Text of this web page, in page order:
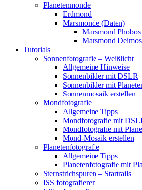
Planetenmonde
Erdmond
Marsmonde (Daten)
Marsmond Phobos
Marsmond Deimos
Tutorials
Sonnenfotografie – Weißlicht
Allgemeine Hinweise
Sonnenbilder mit DSLR
Sonnenbilder mit
Sonnenmosaik erstellen
Mondfotografie
Allgemeine Tipps
Mondfotografie mit
Mondfotografie mit
Mond-Mosaik erstellen
Planetenfotografie
Allgemeine Tipps
Planetenfotografie mit
Sternstrichspuren – Startrails
ISS fotografieren